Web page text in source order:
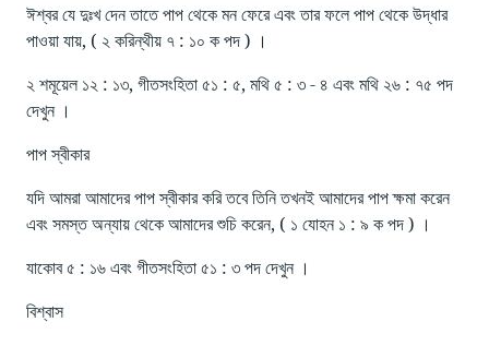
ঈশ্বর যে দুঃখ দেন তাতে পাপ থেকে মন ফেরে এবং তার ফলে পাপ থেকে উদ্ধার
পাওয়া যায়, ( ২ করিন্থীয় ৭ : ১০ ক পদ ) ।
২ শমূয়েল ১২ : ১৩, গীতসংহিতা ৫১ : ৫, মথি ৫ : ৩ - ৪ এবং মথি ২৬ : ৭৫ পদ
দেখুন ।
পাপ স্বীকার
যদি আমরা আমাদের পাপ স্বীকার করি তবে তিনি তখনই আমাদের পাপ ক্ষমা করেন
এবং সমস্ত অন্যায় থেকে আমাদের শুচি করেন, ( ১ যোহন ১ : ৯ ক পদ ) ।
যাকোব ৫ : ১৬ এবং গীতসংহিতা ৫১ : ৩ পদ দেখুন ।
বিশ্বাস